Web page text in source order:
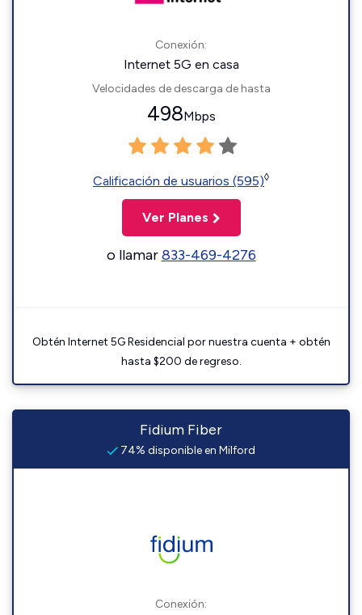
Conexión:
Internet 5G en casa
Velocidades de descarga de hasta
498Mbps
Calificación de usuarios (595)◊
Ver Planes
o llamar833-469-4276
Obtén Internet 5G Residencial por nuestra cuenta + obtén
hasta $200 de regreso.
Fidium Fiber
74% disponible en Milford
Conexión: